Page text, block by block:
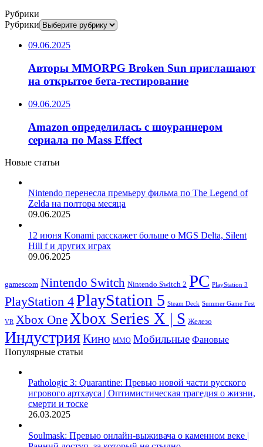
Рубрики
Рубрики
09.06.2025
Авторы MMORPG Broken Sun приглашают
на открытое бета-тестирование
09.06.2025
Amazon определилась с шоураннером
сериала по Mass Effect
Новые статьи
Nintendo перенесла премьеру фильма по The Legend of
Zelda на полтора месяца
09.06.2025
12 июня Konami расскажет больше о MGS Delta, Silent
Hill f и других играх
09.06.2025
gamescom Nintendo Switch Nintendo Switch 2 PC PlayStation 3
PlayStation 4PlayStation 5 Steam Deck Summer Game Fest
VR Xbox OneXbox Series X | S Железо
ИндустрияКино ММО Мобильные Фановые
Популярные статьи
Pathologic 3: Quarantine: Превью новой части русского
игрового артхауса | Оптимистическая трагедия о жизни,
смерти и тоске
26.03.2025
Soulmask: Превью онлайн-выживача о каменном веке |